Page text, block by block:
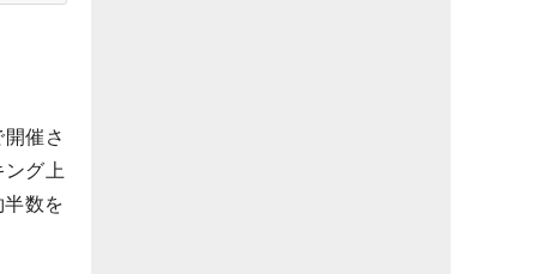
催さ
ング上
数を